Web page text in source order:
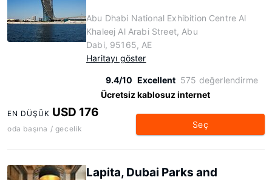
Abu Dhabi National Exhibition Centre Al
Khaleej Al Arabi Street, Abu
Dabi, 95165, AE
Haritayı göster
9.4/10 Excellent 575 değerlendirme
Ücretsiz kablosuz internet
EN DÜŞÜK USD 176
oda başına / gecelik Seç
Lapita, Dubai Parks and